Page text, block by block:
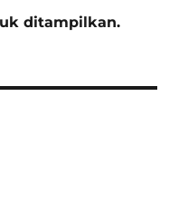
ditampilkan.